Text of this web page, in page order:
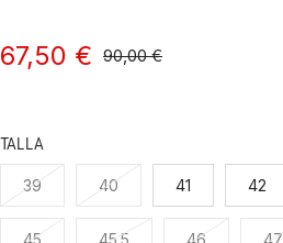
67,50 € 90,00 €
TALLA
39 40 41 42
45 45.5 46 47